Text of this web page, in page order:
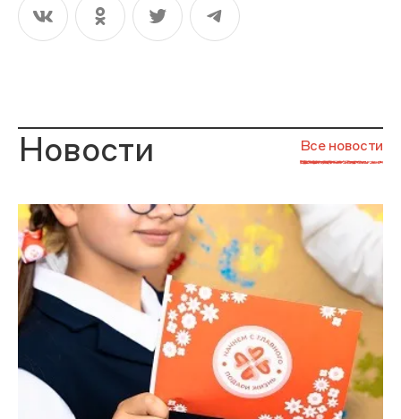
Новости Все новости